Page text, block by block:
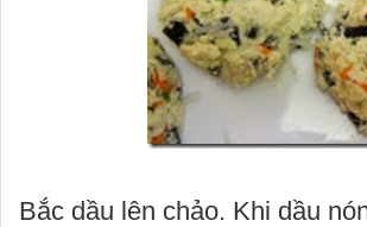
Bắc dầu lên chảo. Khi dầu